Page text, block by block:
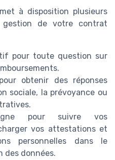
à disposition plusieurs
de votre contrat
pour toute question sur
obtenir des réponses
sociale, la prévoyance ou
pour suivre vos
vos attestations et
personnelles dans le
des données.